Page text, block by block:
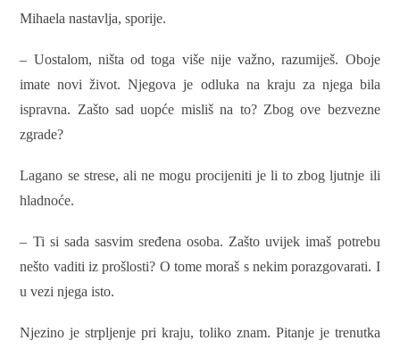
Mihaela nastavlja, sporije.
– Uostalom, ništa od toga više nije važno, razumiješ. Oboje
imate novi život. Njegova je odluka na kraju za njega bila
ispravna. Zašto sad uopće misliš na to? Zbog ove bezvezne
zgrade?
Lagano se strese, ali ne mogu procijeniti je li to zbog ljutnje ili
hladnoće.
– Ti si sada sasvim sređena osoba. Zašto uvijek imaš potrebu
nešto vaditi iz prošlosti? O tome moraš s nekim porazgovarati. I
u vezi njega isto.
Njezino je strpljenje pri kraju, toliko znam. Pitanje je trenutka